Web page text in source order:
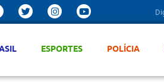
ESPORTES POLÍCIA